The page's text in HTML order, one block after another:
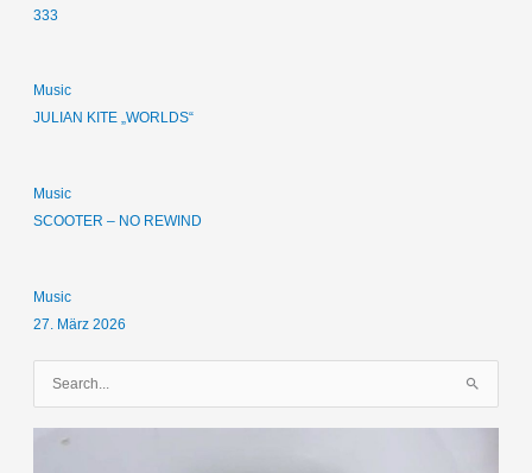
333
Music
JULIAN KITE „WORLDS“
Music
SCOOTER – NO REWIND
Music
27. März 2026
c